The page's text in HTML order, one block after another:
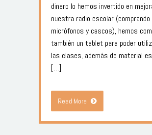
dinero lo hemos invertido en
nuestra radio escolar (comprando
micrófonos y cascos), hemos
también un tablet para poder
las clases, además de material
[…]
Read More